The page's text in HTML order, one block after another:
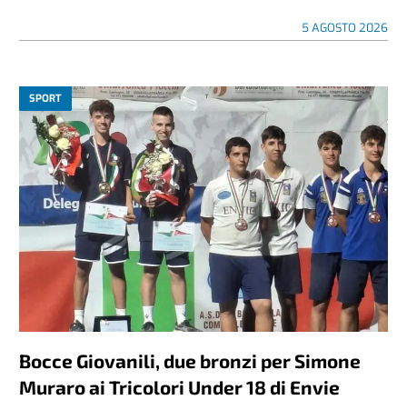
5 AGOSTO 2026
SPORT
Bocce Giovanili, due bronzi per Simone
Muraro ai Tricolori Under 18 di Envie